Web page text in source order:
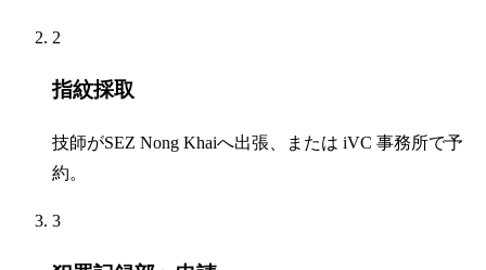
2
指紋採取
技師がSEZ Nong Khaiへ出張、または iVC 事務所で予
約。
3